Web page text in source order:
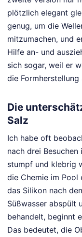
plötzlich elegant
genug, um die
mitzumachen, und
Hilfe an- und
sich sogar, weil er
die
Die
Salz
Ich habe oft
nach drei
stumpf und klebrig
die Chemie im Pool
das Silikon nach
Süßwasser abspült
behandelt, beginnt
Das bedeutet, die